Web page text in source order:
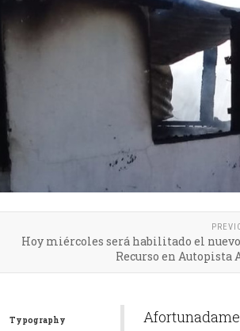
Hoy miércoles será habilitado el nuevo
Recurso en Autopista
Typography